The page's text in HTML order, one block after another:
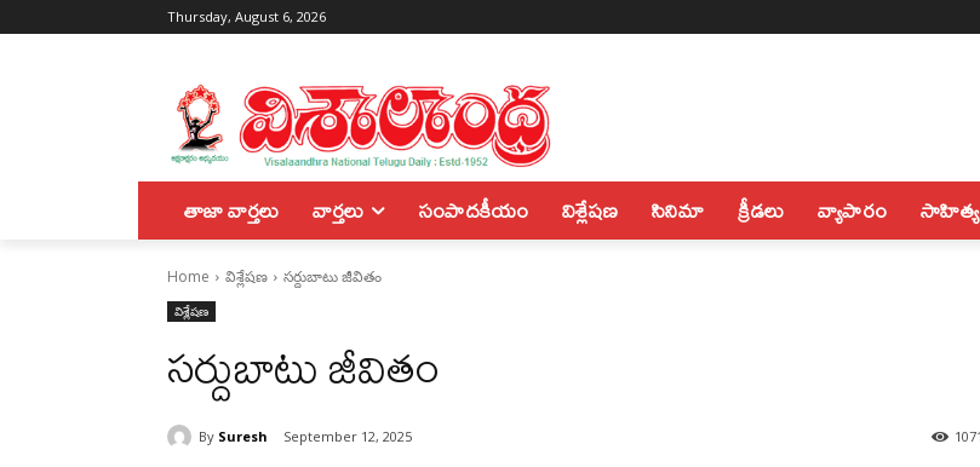
Thursday, August 6, 2026
తాజా వార్తలు వార్తలు సంపాదకీయం విశ్లేషణ సినిమా క్రీడలు వ్యాపారం
Home విశ్లేషణ సర్దుబాటు జీవితం
విశ్లేషణ
సర్దుబాటు జీవితం
By Suresh September 12, 2025 1071